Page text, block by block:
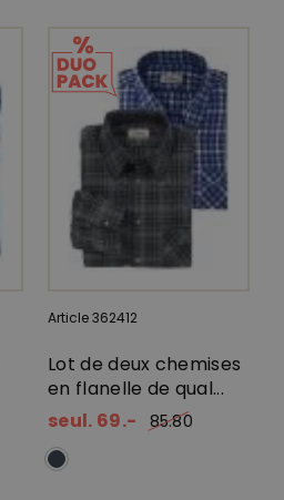
Article 362412
Lot de deux chemises
en flanelle de qual...
seul. 69.-
85.80